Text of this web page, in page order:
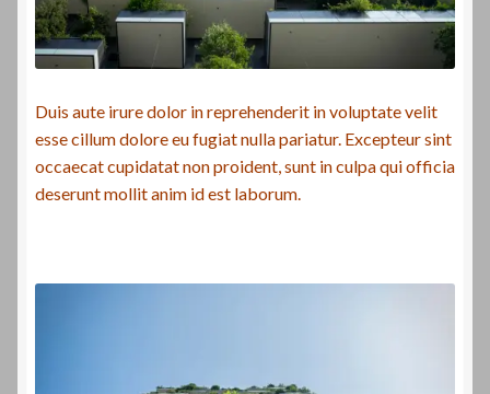
Duis aute irure dolor in reprehenderit in voluptate velit
esse cillum dolore eu fugiat nulla pariatur. Excepteur sint
occaecat cupidatat non proident, sunt in culpa qui officia
deserunt mollit anim id est laborum.